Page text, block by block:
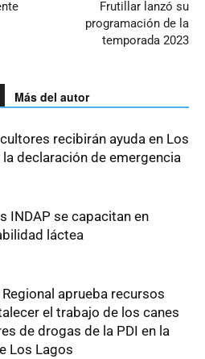
Frutillar lanzó su
programación de la
temporada 2023
Más del autor
recibirán ayuda en Los
la declaración de emergencia
INDAP se capacitan en
láctea
aprueba recursos
el trabajo de los canes
de drogas de la PDI en la
Los Lagos